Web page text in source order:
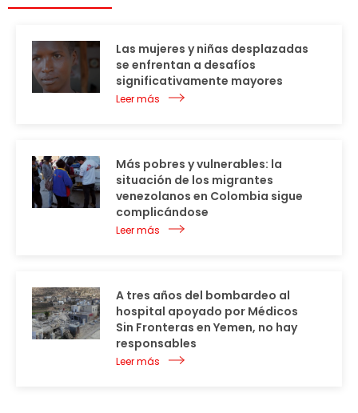
Las mujeres y niñas desplazadas
se enfrentan a desafíos
significativamente mayores
Leer más
Más pobres y vulnerables: la
situación de los migrantes
venezolanos en Colombia sigue
complicándose
Leer más
A tres años del bombardeo al
hospital apoyado por Médicos
Sin Fronteras en Yemen, no hay
responsables
Leer más